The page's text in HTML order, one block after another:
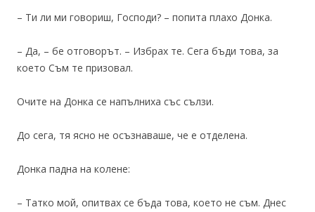
– Ти ли ми говориш, Господи? – попита плахо Донка.
– Да, – бе отговорът. – Избрах те. Сега бъди това, за
което Съм те призовал.
Очите на Донка се напълниха със сълзи.
До сега, тя ясно не осъзнаваше, че е отделена.
Донка падна на колене:
– Татко мой, опитвах се бъда това, което не съм. Днес